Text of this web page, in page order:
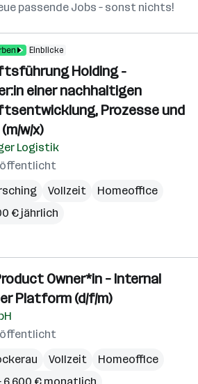
passende Jobs – sonst nichts!
Einblicke
Holding -
einer nachhaltigen
Prozesse und
w/x)
Logistik
Vollzeit
Homeoffice
€ jährlich
Owner*in – Internal
Platform (d/f/m)
Vollzeit
Homeoffice